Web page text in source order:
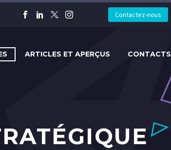
Contactez-nous
ARTICLES ET APERÇUS CONTACTS